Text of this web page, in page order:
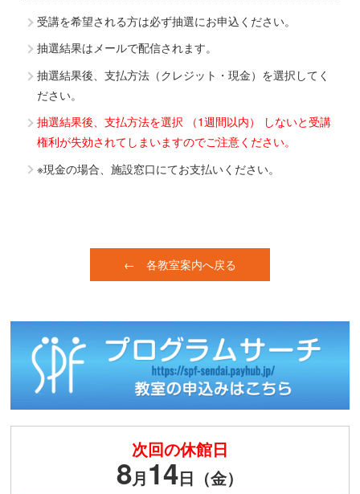
受講を希望される方は必ず抽選にお申込ください。
抽選結果はメールで配信されます。
抽選結果後、支払方法（クレジット・現金）を選択してく
ださい。
抽選結果後、支払方法を選択 （1週間以内） しないと受講
権利が失効されてしまいますのでご注意ください。
※現金の場合、施設窓口にてお支払いください。
← 各教室案内へ戻る
次回の休館日
8月14日（金）